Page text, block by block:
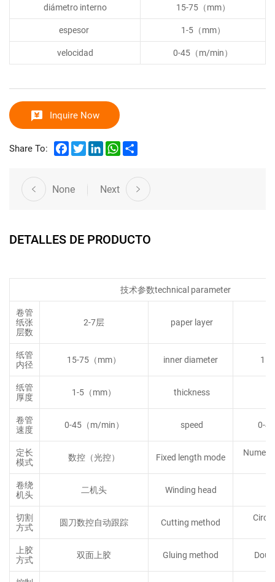
diámetro interno
15-75（mm）
espesor
1-5（mm）
velocidad
0-45（m/min）
Inquire Now
Share To: Facebook
TwitterLinkedInWhatsApp
None Next
DETALLES DE PRODUCTO
技术参数technical parameter
卷管
纸张
层数
2-7层 paper layer
纸管
内径
15-75（mm） inner diameter
纸管
厚度
1-5（mm） thickness
卷管
速度
0-45（m/min） speed 0-
定长
模式
数控（光控） Fixed length mode
卷绕
机头
二机头 Winding head
切割
方式
圆刀数控自动跟踪 Cutting method
上胶
方式
双面上胶 Gluing method